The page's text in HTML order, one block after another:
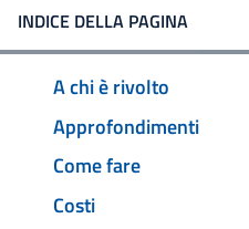
INDICE DELLA PAGINA
A chi è rivolto
Approfondimenti
Come fare
Costi